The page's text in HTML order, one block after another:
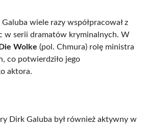
wiele razy współpracował z
w serii dramatów kryminalnych. W
Die Wolke (pol. Chmura) rolę ministra
co potwierdziło jego
aktora.
Dirk Galuba był również aktywny w